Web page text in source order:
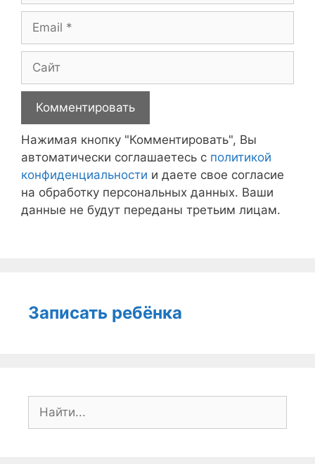
Email
Сайт
Нажимая кнопку "Комментировать", Вы
автоматически соглашаетесь с политикой
конфиденциальности и даете свое согласие
на обработку персональных данных. Ваши
данные не будут переданы третьим лицам.
Записать ребёнка